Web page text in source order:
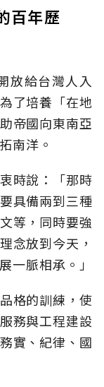
百年歷
放給台灣人入
了培養「在地
帝國向東南亞
南洋。
時說：「那時
具備兩到三種
等，同時要強
念放到今天，
一脈相承。」
格的訓練，使
務與工程建設
實、紀律、國